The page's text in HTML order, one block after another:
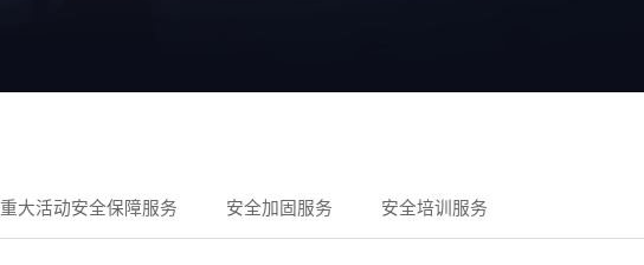
重大活动安全保障服务 安全加固服务 安全培训服务